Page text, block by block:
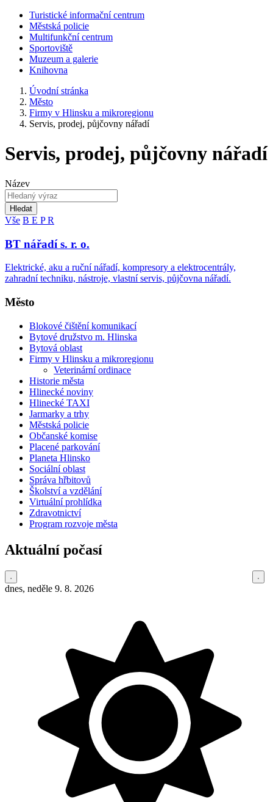
Turistické informační centrum
Městská policie
Multifunkční centrum
Sportoviště
Muzeum a galerie
Knihovna
Úvodní stránka
Město
Firmy v Hlinsku a mikroregionu
Servis, prodej, půjčovny nářadí
Servis, prodej, půjčovny nářadí
Název
Hledat
Vše B E PR
BT nářadí s. r. o.
Elektrické, aku a ruční nářadí, kompresory a elektrocentrály,
zahradní techniku, nástroje, vlastní servis, půjčovna nářadí.
Město
Blokové čištění komunikací
Bytové družstvo m. Hlinska
Bytová oblast
Firmy v Hlinsku a mikroregionu
Veterinární ordinace
Historie města
Hlinecké noviny
Hlinecké TAXI
Jarmarky a trhy
Městská policie
Občanské komise
Placené parkování
Planeta Hlinsko
Sociální oblast
Správa hřbitovů
Školství a vzdělání
Virtuální prohlídka
Zdravotnictví
Program rozvoje města
Aktuální počasí
dnes, neděle 9. 8. 2026